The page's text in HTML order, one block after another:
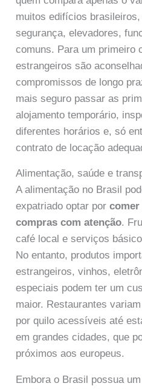
muitos edifícios
segurança, elevadores,
comuns. Para um primeiro
estrangeiros são
compromissos de longo
mais seguro passar as
alojamento temporário,
diferentes horários e, só
contrato de locação
Alimentação, saúde e
A alimentação no Brasil
expatriado optar porcomer
compras com atenção.
café local e serviços
No entanto, produtos
estrangeiros, vinhos,
especiais podem ter um
maior. Restaurantes
por quilo acessíveis até
em grandes cidades, que
próximos aos europeus.
Embora o Brasil possua